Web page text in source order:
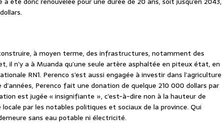
à moyen terme, des infrastructures, notamment des
il n’y a à Muanda qu’une seule artère asphaltée en piteux état, en
RN1. Perenco s’est aussi engagée à investir dans l’agriculture
Perenco fait une donation de quelque 210 000 dollars par
est jugée « insignifiante », c’est-à-dire non à la hauteur de
par les notables politiques et sociaux de la province. Qui
sans eau potable ni électricité.